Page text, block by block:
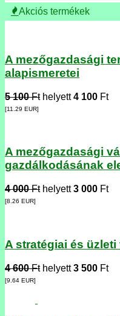
Akciós termékek
A mezőgazdasági
alapismeretei
5 100 Fthelyett4 100 Ft
[11.29 EUR]
A mezőgazdasági
gazdálkodásának
4 000 Fthelyett3 000 Ft
[8.26 EUR]
A stratégiai és
4 600 Fthelyett3 500 Ft
[9.64 EUR]